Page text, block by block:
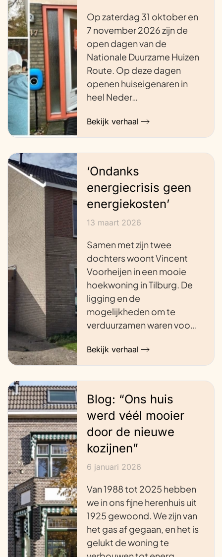
Op zaterdag 31 oktober en
7 november 2026 zijn de
open dagen van de
Nationale Duurzame Huizen
Route. Op deze dagen
openen huiseigenaren in
heel Neder…
Bekijk verhaal
‘Ondanks
energiecrisis geen
energiekosten’
13 maart 2026
Samen met zijn twee
dochters woont Vincent
Voorheijen in een mooie
hoekwoning in Tilburg. De
ligging en de
mogelijkheden om te
verduurzamen waren voo…
Bekijk verhaal
Blog: “Ons huis
werd véél mooier
door de nieuwe
kozijnen”
6 januari 2026
Van 1988 tot 2025 hebben
we in ons fijne herenhuis uit
1925 gewoond. We zijn van
het gas af gegaan, en het is
gelukt de woning te